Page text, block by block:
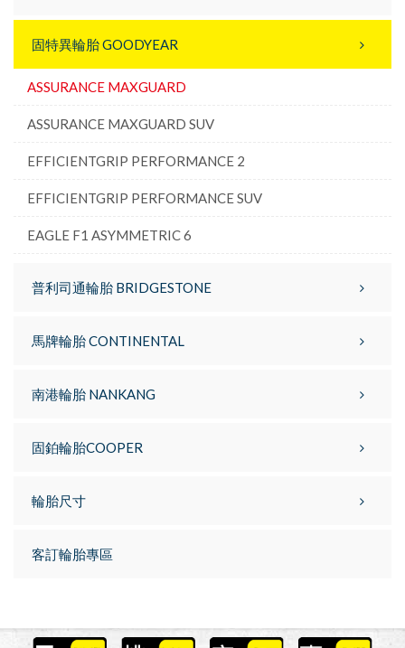
固特異輪胎 GOODYEAR
ASSURANCE MAXGUARD
ASSURANCE MAXGUARD SUV
EFFICIENTGRIP PERFORMANCE 2
EFFICIENTGRIP PERFORMANCE SUV
EAGLE F1 ASYMMETRIC 6
普利司通輪胎 BRIDGESTONE
馬牌輪胎 CONTINENTAL
南港輪胎 NANKANG
固鉑輪胎COOPER
輪胎尺寸
客訂輪胎專區